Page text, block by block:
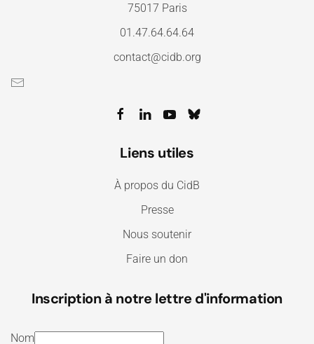
75017 Paris
01.47.64.64.64
contact@cidb.org
Liens utiles
À propos du CidB
Presse
Nous soutenir
Faire un don
Inscription à notre lettre d'information
Nom